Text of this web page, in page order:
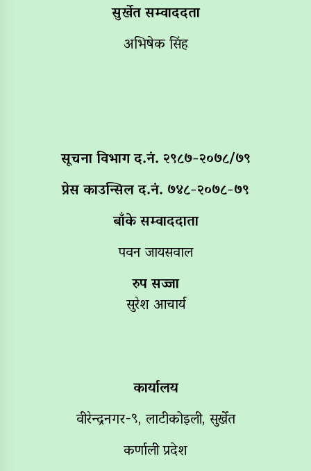
सुर्खेत सम्वाददता
अभिषेक सिंह
सूचना विभाग द‌.नं. २९८७-२०७८/७९
प्रेस काउन्सिल द.नं. ७४८-२०७८-७९
बाँके सम्वाददाता
पवन जायसवाल
रुप सज्जा
सुरेश आचार्य
कार्यालय
वीरेन्द्रनगर-९, लाटीकोइली, सुर्खेत
कर्णाली प्रदेश